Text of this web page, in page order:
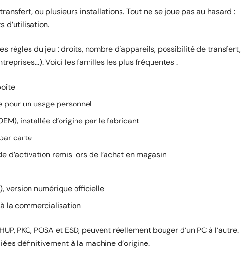
ou plusieurs installations. Tout ne se joue pas au hasard :
d’utilisation.
règles du jeu : droits, nombre d’appareils, possibilité de transfert,
Voici les familles les plus fréquentes :
pour un usage personnel
installée d’origine par le fabricant
carte
d’activation remis lors de l’achat en magasin
version numérique officielle
la commercialisation
PKC, POSA et ESD, peuvent réellement bouger d’un PC à l’autre.
définitivement à la machine d’origine.